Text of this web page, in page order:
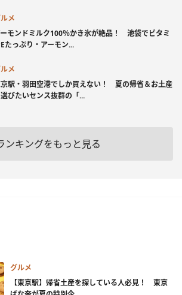
メ
モンドミルク100％かき氷が絶品！ 池袋でビタミ
たっぷり・アーモン...
メ
駅・羽田空港でしか買えない！ 夏の帰省＆お土産
びたいセンス抜群の「...
ンキングをもっと見る
グルメ
【東京駅】帰省土産を探している人必見！ 東京